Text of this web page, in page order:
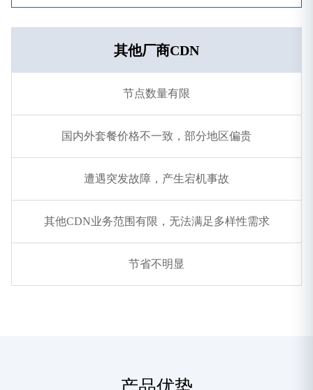
其他厂商CDN
节点数量有限
国内外套餐价格不一致，部分地区偏贵
遭遇突发故障，产生宕机事故
其他CDN业务范围有限，无法满足多样性需求
节省不明显